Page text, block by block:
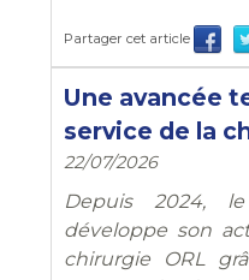
Partager cet article
Une avancée
service de la
22/07/2026
Depuis 2024, le
développe son
chirurgie ORL